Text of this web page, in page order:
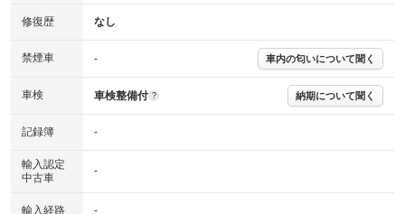
修復歴 なし
禁煙車 - 車内の匂いについて聞く
車検 車検整備付 ? 納期について聞く
記録簿 -
輸入認定
中古車
-
輸入経路 -